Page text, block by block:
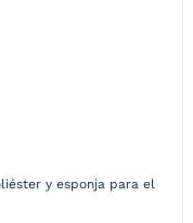
y esponja para el